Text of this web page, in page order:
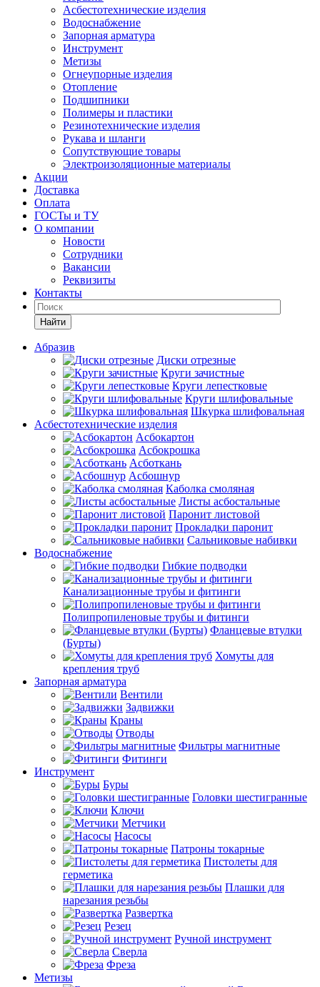
Асбестотехнические изделия
Водоснабжение
Запорная арматура
Инструмент
Метизы
Огнеупорные изделия
Отопление
Подшипники
Полимеры и пластики
Резинотехнические изделия
Рукава и шланги
Сопутствующие товары
Электроизоляционные материалы
Акции
Доставка
Оплата
ГОСТы и ТУ
О компании
Новости
Сотрудники
Вакансии
Реквизиты
Контакты
Найти
Абразив
Диски отрезные
Круги зачистные
Круги лепестковые
Круги шлифовальные
Шкурка шлифовальная
Асбестотехнические изделия
Асбокартон
Асбокрошка
Асботкань
Асбошнур
Каболка смоляная
Листы асбостальные
Паронит листовой
Прокладки паронит
Сальниковые набивки
Водоснабжение
Гибкие подводки
Канализационные трубы и фитинги
Полипропиленовые трубы и фитинги
Фланцевые втулки
(Бурты)
Хомуты для
крепления труб
Запорная арматура
Вентили
Задвижки
Краны
Отводы
Фильтры магнитные
Фитинги
Инструмент
Буры
Головки шестигранные
Ключи
Метчики
Насосы
Патроны токарные
Пистолеты для
герметика
Плашки для
нарезания резьбы
Развертка
Резец
Ручной инструмент
Сверла
Фреза
Метизы